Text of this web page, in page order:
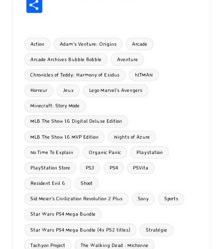
o
o
k
d
o
n
l
ky bl
r
ta
g
er
Tags:
Action Adam’s Venture: Origins Arcade
Arcade Archives Bubble Bobble Aventure
Chronicles of Teddy: Harmony of Exidus hITMAN
Horreur Jeux Lego Marvel's Avengers
Minecraft: Story Mode
MLB The Show 16 Digital Deluxe Edition
MLB The Show 16 MVP Edition Nights of Azure
No Time To Explain Organic Panic Playstation
PlayStation Store PS3 PS4 PSVita
Resident Evil 6 Shoot
Sid Meier’s Civilization Revolution 2 Plus Sony Sports
Star Wars PS4 Mega Bundle
Star Wars PS4 Mega Bundle (4x PS2 titles) Stratégie
Tachyon Project The Walking Dead : Michonne